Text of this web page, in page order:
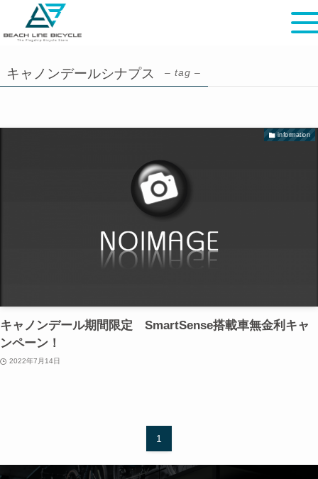
キャノンデールシナプス – tag –
information
キャノンデール期間限定 SmartSense搭載車無金利キャ
ンペーン！
2022年7月14日
1